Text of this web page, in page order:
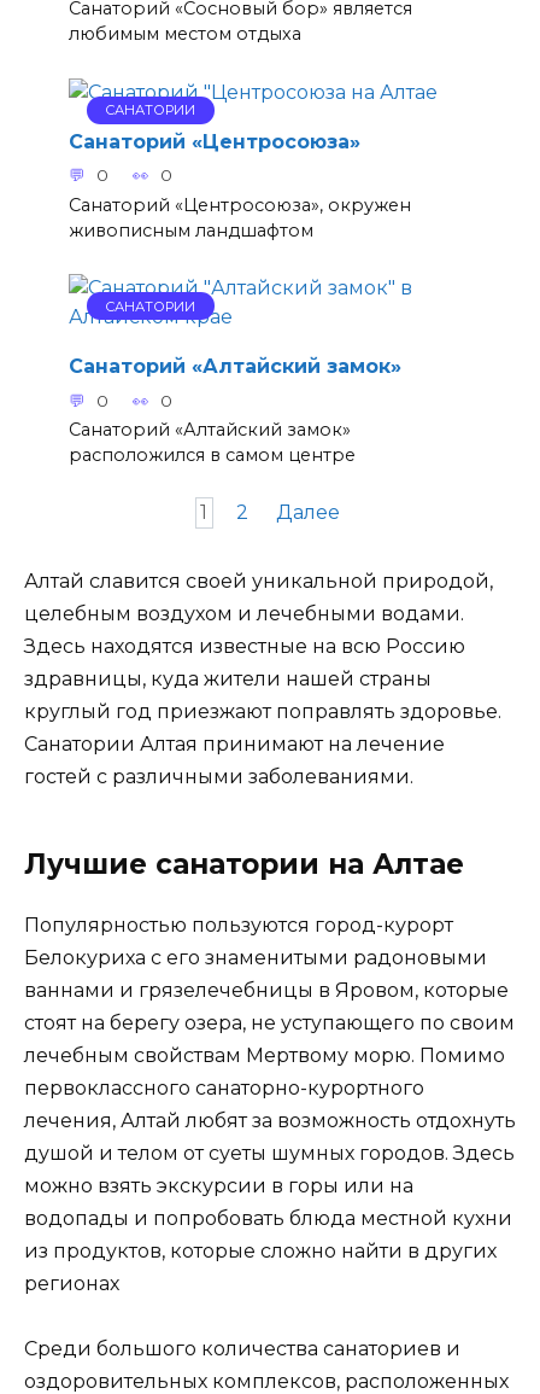
Санаторий «Сосновый бор» является
любимым местом отдыха
САНАТОРИИ
Санаторий «Центросоюза»
0 0
Санаторий «Центросоюза», окружен
живописным ландшафтом
САНАТОРИИ
Санаторий «Алтайский замок»
0 0
Санаторий «Алтайский замок»
расположился в самом центре
1 2 Далее
Алтай славится своей уникальной природой,
целебным воздухом и лечебными водами.
Здесь находятся известные на всю Россию
здравницы, куда жители нашей страны
круглый год приезжают поправлять здоровье.
Санатории Алтая принимают на лечение
гостей с различными заболеваниями.
Лучшие санатории на Алтае
Популярностью пользуются город-курорт
Белокуриха с его знаменитыми радоновыми
ваннами и грязелечебницы в Яровом, которые
стоят на берегу озера, не уступающего по своим
лечебным свойствам Мертвому морю. Помимо
первоклассного санаторно-курортного
лечения, Алтай любят за возможность отдохнуть
душой и телом от суеты шумных городов. Здесь
можно взять экскурсии в горы или на
водопады и попробовать блюда местной кухни
из продуктов, которые сложно найти в других
регионах
Среди большого количества санаториев и
оздоровительных комплексов, расположенных